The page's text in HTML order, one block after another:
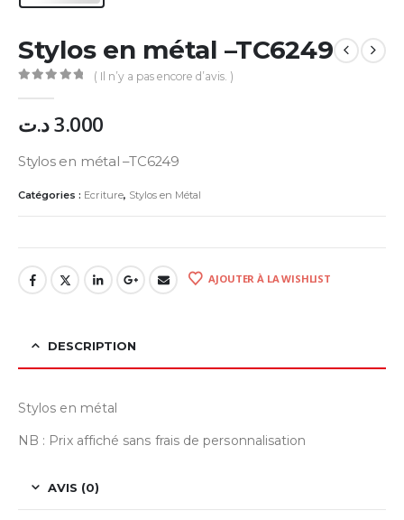
Stylos en métal –TC6249
( Il n’y a pas encore d’avis. )
3.000د.ت
Stylos en métal –TC6249
Catégories : Ecriture, Stylos en Métal
AJOUTER À LA WISHLIST
DESCRIPTION
Stylos en métal
NB : Prix affiché sans frais de personnalisation
AVIS (0)